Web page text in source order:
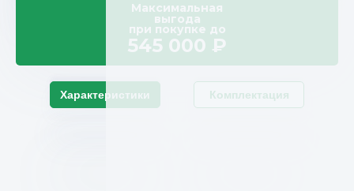
Максимальная
выгода
при покупке до
545 000 ₽
Характеристики Комплектация